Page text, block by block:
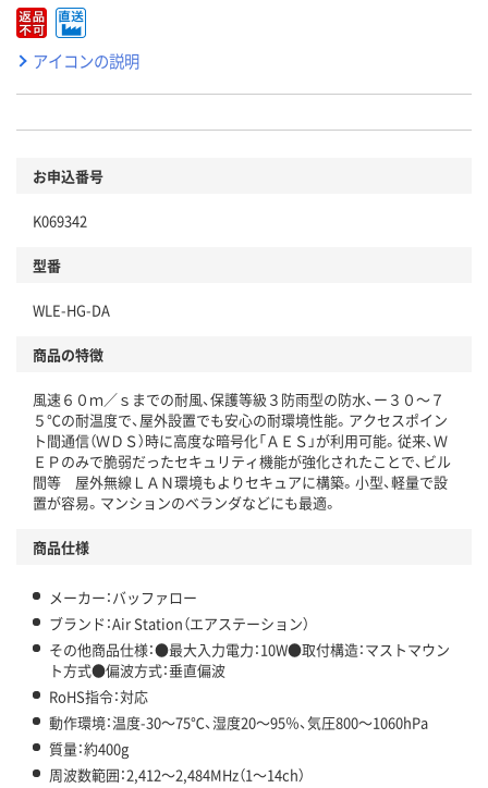
アイコンの説明
お申込番号
K069342
型番
WLE-HG-DA
商品の特徴
風速６０ｍ／ｓまでの耐風、保護等級３防雨型の防水、ー３０～７
５℃の耐温度で、屋外設置でも安心の耐環境性能。アクセスポイン
ト間通信（ＷＤＳ）時に高度な暗号化「ＡＥＳ」が利用可能。従来、Ｗ
ＥＰのみで脆弱だったセキュリティ機能が強化されたことで、ビル
間等 屋外無線ＬＡＮ環境もよりセキュアに構築。小型、軽量で設
置が容易。マンションのベランダなどにも最適。
商品仕様
メーカー：バッファロー
ブランド：Air Station（エアステーション）
その他商品仕様：●最大入力電力：10W●取付構造：マストマウン
ト方式●偏波方式：垂直偏波
RoHS指令：対応
動作環境：温度-30～75℃、湿度20～95％、気圧800～1060hPa
質量：約400g
周波数範囲：2,412～2,484MHz（1～14ch）